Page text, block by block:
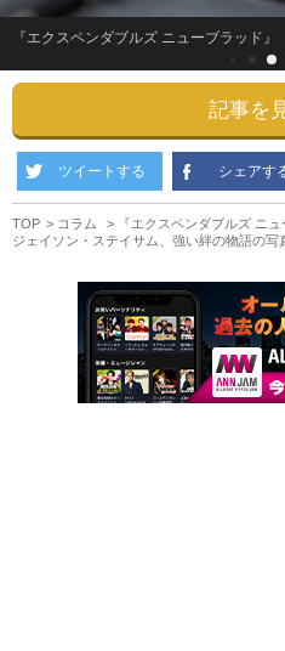
『エクスペンダブルズ ニューブラッド』
記事を
ツイートする シェアす
TOP コラム
『エクスペンダブルズ ニ
ジェイソン・ステイサム、強い絆の物語の写